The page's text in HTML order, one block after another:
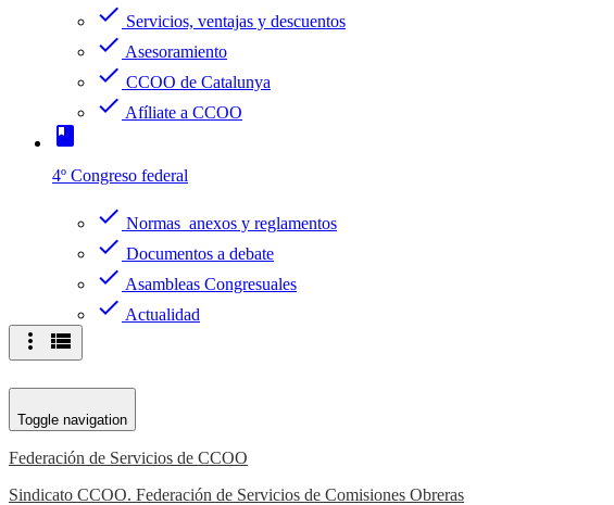
check Servicios, ventajas y descuentos
check Asesoramiento
check CCOO de Catalunya
check Afíliate a CCOO
book
4º Congreso federal
check Normas anexos y reglamentos
check Documentos a debate
check Asambleas Congresuales
check Actualidad
more_vert view_list
Toggle navigation
Federación de Servicios de CCOO
Sindicato CCOO. Federación de Servicios de Comisiones Obreras